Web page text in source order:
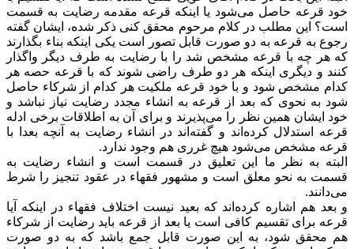
خود قرعه حاصل می‌شود یا اینکه قرعه مقدمه رضایت به قسمت
است؟ این مطلب در کلام مرحوم محقق کنی ذکر شده، ایشان گفته
رجوع به قرعه به دو صورت قابل تصور است یکی اینکه بناء بگذارند
که هر چه با قرعه مشخص شد را با رضایت به طرف دیگر واگذار
کنند و دیگری اینکه هر دو طرف راضی شوند که با قرعه حصه هر
کدام مشخص شود و با خود قرعه ملکیت هر کدام از شرکاء حاصل
شود به نحوی که بعد از قرعه به انشاء مجدد رضایت نیاز نباشد و
خود ایشان همین نظر را می‌پذیرند و برای آن به اطلاقات برخی ادله
قرعه استدلال کرده‌اند و گفته‌اند در انشاء رضایت به آنچه بعدا با
قرعه مشخص می‌شود هیچ غرری هم وجود ندارد.
البته به نظر ما این تعلیق در قسمت است و انشاء رضایت به
قسمت به نحو معلق است و مشهور فقهاء در عقود تنجیز را شرط
می‌دانند.
و بعد هم اشاره کرده‌اند که بعید نیست اختلاف فقهاء در اینکه آیا
قرعه برای تقسیم کافی است یا بعد از قرعه باید رضایت از شرکاء
هم محقق شود، به این صورت قابل جمع باشد که به دو صورت